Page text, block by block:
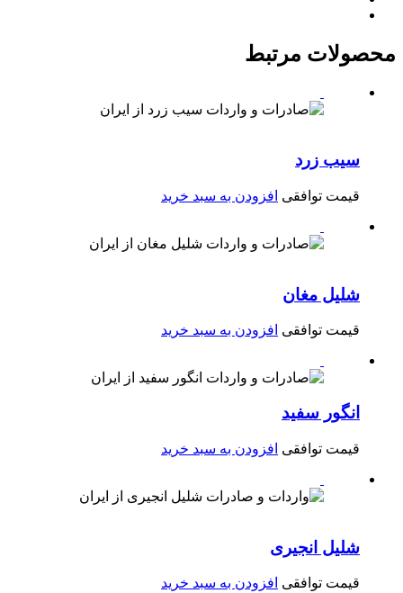
محصولات مرتبط
سیب زرد
قیمت توافقی افزودن به سبد خرید
شلیل مغان
قیمت توافقی افزودن به سبد خرید
انگور سفید
قیمت توافقی افزودن به سبد خرید
شلیل انجیری
قیمت توافقی افزودن به سبد خرید